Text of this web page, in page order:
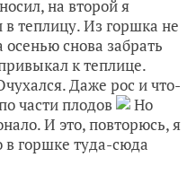
на второй я
теплицу. Из горшка не
снова забрать
к теплице.
Даже рос и что-
части плодов
Но
И это, повторюсь, я
в горшке туда-сюда